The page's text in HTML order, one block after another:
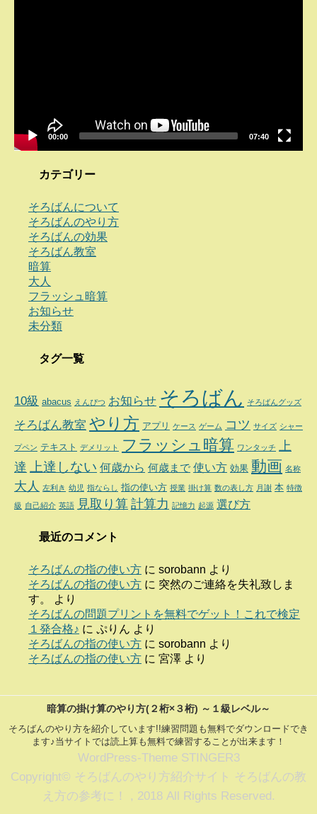
00:00 07:40
カテゴリー
そろばんについて
そろばんのやり方
そろばんの効果
そろばん教室
暗算
大人
フラッシュ暗算
お知らせ
未分類
タグ一覧
10級 abacus えんぴつ お知らせ そろばん そろばんグッズ
そろばん教室 やり方 アプリ ケース ゲーム コツ サイズ シャー
プペン テキスト デメリット フラッシュ暗算 ワンタッチ
上
達
上達しない 何歳から 何歳まで 使い方 効果 動画 名称
大人 左利き 幼児 指ならし 指の使い方 授業 掛け算 数の表し方 月謝 本 特徴
級 自己紹介 英語 見取り算計算力 記憶力 起源 選び方
最近のコメント
そろばんの指の使い方 に sorobann より
そろばんの指の使い方 に 突然のご連絡を失礼致しま
す。
より
そろばんの問題プリントを無料でゲット！これで検定
１発合格♪ に ぷりん より
そろばんの指の使い方 に sorobann より
そろばんの指の使い方 に 宮澤 より
暗算の掛け算のやり方(２桁×３桁) ～１級レベル～
そろばんのやり方を紹介しています!!練習問題も無料でダウンロードでき
ます♪当サイトでは読上算も無料で練習することが出来ます！
WordPress-Theme STINGER3
Copyright© そろばんのやり方紹介サイト そろばんの教
え方の参考に！ , 2018 All Rights Reserved.